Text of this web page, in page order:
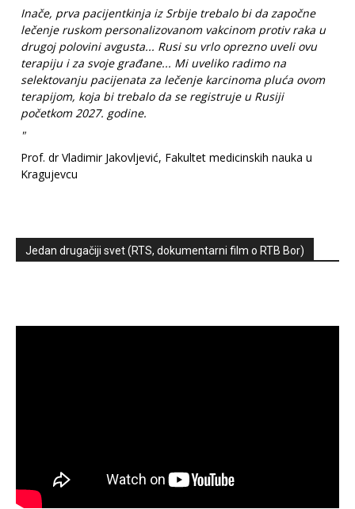
Inače, prva pacijentkinja iz Srbije trebalo bi da započne
lečenje ruskom personalizovanom vakcinom protiv raka u
drugoj polovini avgusta... Rusi su vrlo oprezno uveli ovu
terapiju i za svoje građane... Mi uveliko radimo na
selektovanju pacijenata za lečenje karcinoma pluća ovom
terapijom, koja bi trebalo da se registruje u Rusiji
početkom 2027. godine.
"
Prof. dr Vladimir Jakovljević, Fakultet medicinskih nauka u
Kragujevcu
Jedan drugačiji svet (RTS, dokumentarni film o RTB Bor)